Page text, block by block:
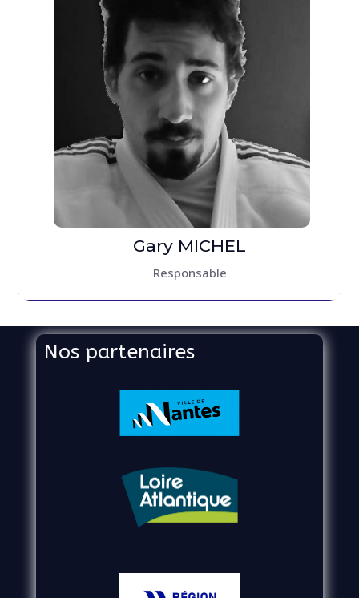
Gary MICHEL
Responsable
Nos partenaires